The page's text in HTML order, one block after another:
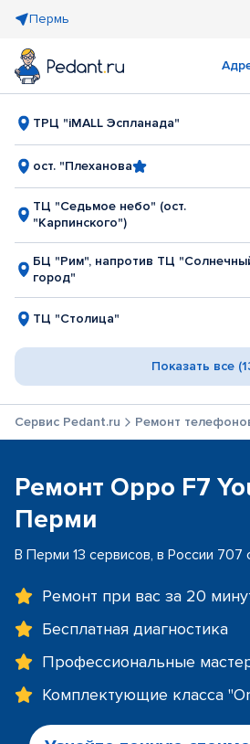
Пермь
ТРЦ "iMALL Эспланада"
ост. "Плеханова
ТЦ "Седьмое небо" (ост.
"Карпинского")
БЦ "Рим", напротив ТЦ
город"
ТЦ "Столица"
Показать все
Сервис Pedant.ru Ремонт
Ремонт Oppo F7
Перми
В Перми 13 сервисов, в России 707
Ремонт при вас за 20
Бесплатная диагностика
Профессиональные
Комплектующие класса